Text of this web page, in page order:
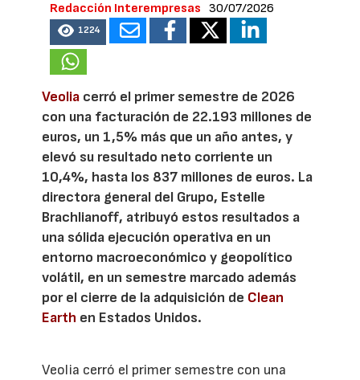
Redacción Interempresas 30/07/2026
1224
Veolia cerró el primer semestre de 2026
con una facturación de 22.193 millones de
euros, un 1,5% más que un año antes, y
elevó su resultado neto corriente un
10,4%, hasta los 837 millones de euros. La
directora general del Grupo, Estelle
Brachlianoff, atribuyó estos resultados a
una sólida ejecución operativa en un
entorno macroeconómico y geopolítico
volátil, en un semestre marcado además
por el cierre de la adquisición de Clean
Earth en Estados Unidos.
Veolia cerró el primer semestre con una